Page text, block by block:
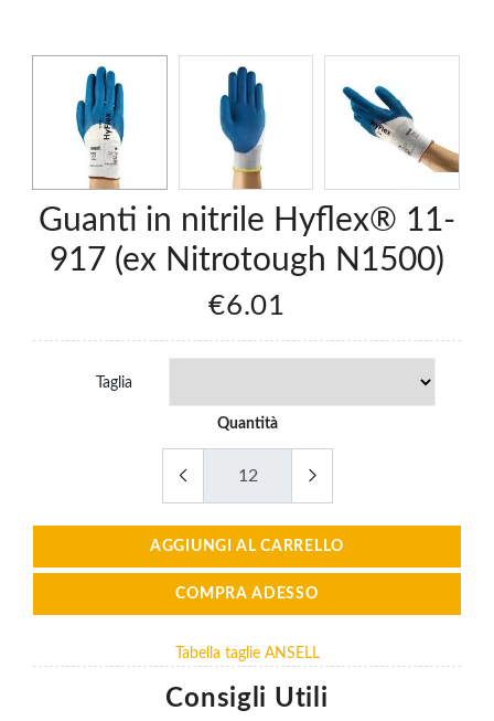
Guanti in nitrile Hyflex® 11-
917 (ex Nitrotough N1500)
€6.01
Taglia
Quantità
AGGIUNGI AL CARRELLO
COMPRA ADESSO
Tabella taglie ANSELL
Consigli Utili